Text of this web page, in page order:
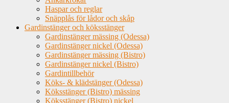
Haspar och reglar
Snäpplås för lådor och skåp
Gardinstänger och köksstänger
Gardinstänger mässing (Odessa)
Gardinstänger nickel (Odessa)
Gardinstänger mässing (Bistro)
Gardinstänger nickel (Bistro)
Gardintillbehör
Köks- & klädstänger (Odessa)
Köksstänger (Bistro) mässing
Köksstänger (Bistro) nickel